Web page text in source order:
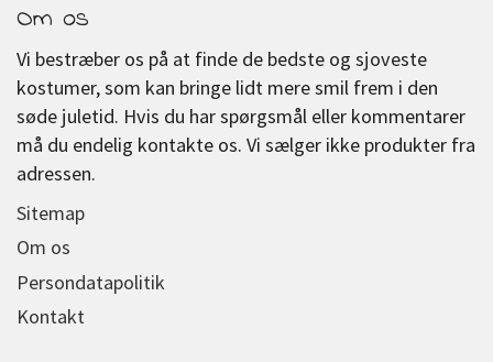
Om os
Vi bestræber os på at finde de bedste og sjoveste
kostumer, som kan bringe lidt mere smil frem i den
søde juletid. Hvis du har spørgsmål eller kommentarer
må du endelig kontakte os. Vi sælger ikke produkter fra
adressen.
Sitemap
Om os
Persondatapolitik
Kontakt